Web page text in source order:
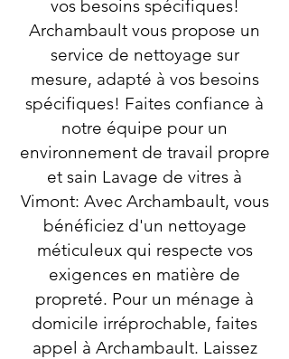
vos besoins spécifiques!
Archambault vous propose un
service de nettoyage sur
mesure, adapté à vos besoins
spécifiques! Faites confiance à
notre équipe pour un
environnement de travail propre
et sain Lavage de vitres à
Vimont: Avec Archambault, vous
bénéficiez d'un nettoyage
méticuleux qui respecte vos
exigences en matière de
propreté. Pour un ménage à
domicile irréprochable, faites
appel à Archambault. Laissez